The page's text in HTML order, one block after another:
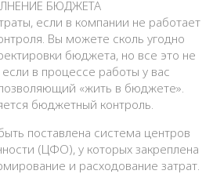
БЮДЖЕТА
если в компании не работает
Вы можете сколь угодно
бюджета, но все это не
если в процессе работы у вас
«жить в бюджете».
бюджетный контроль.
поставлена система центров
(ЦФО), у которых закреплена
и расходование затрат.